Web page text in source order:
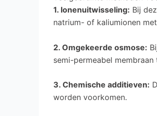
1. Ionenuitwisseling: Bij
natrium- of kaliumionen
2. Omgekeerde osmose:
semi-permeabel membraan
3. Chemische additieven:
worden voorkomen.